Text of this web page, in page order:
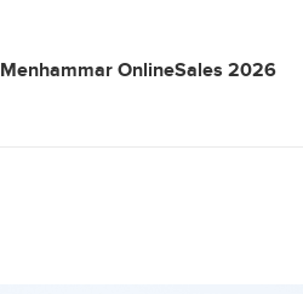
Menhammar OnlineSales 2026